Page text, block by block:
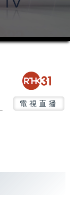
電視直播